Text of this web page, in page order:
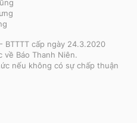
BTTTT cấp ngày 24.3.2020
Báo Thanh Niên.
nếu không có sự chấp thuận